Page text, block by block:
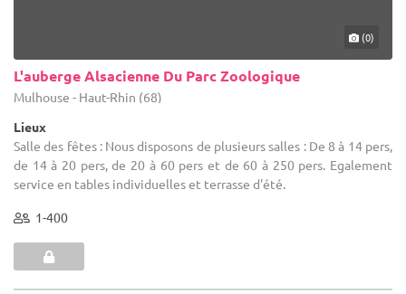
(0)
L'auberge Alsacienne Du Parc Zoologique
Mulhouse - Haut-Rhin (68)
Lieux
Salle des fêtes : Nous disposons de plusieurs salles : De 8 à 14 pers,
de 14 à 20 pers, de 20 à 60 pers et de 60 à 250 pers. Egalement
service en tables individuelles et terrasse d'été.
1-400